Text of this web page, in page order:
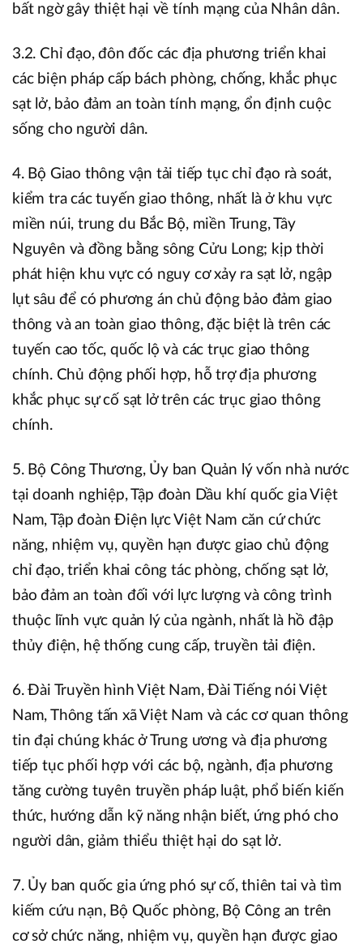
bất ngờ gây thiệt hại về tính mạng của Nhân dân.
3.2. Chỉ đạo, đôn đốc các địa phương triển khai
các biện pháp cấp bách phòng, chống, khắc phục
sạt lở, bảo đảm an toàn tính mạng, ổn định cuộc
sống cho người dân.
4. Bộ Giao thông vận tải tiếp tục chỉ đạo rà soát,
kiểm tra các tuyến giao thông, nhất là ở khu vực
miền núi, trung du Bắc Bộ, miền Trung, Tây
Nguyên và đồng bằng sông Cửu Long; kịp thời
phát hiện khu vực có nguy cơ xảy ra sạt lở, ngập
lụt sâu để có phương án chủ động bảo đảm giao
thông và an toàn giao thông, đặc biệt là trên các
tuyến cao tốc, quốc lộ và các trục giao thông
chính. Chủ động phối hợp, hỗ trợ địa phương
khắc phục sự cố sạt lở trên các trục giao thông
chính.
5. Bộ Công Thương, Ủy ban Quản lý vốn nhà nước
tại doanh nghiệp, Tập đoàn Dầu khí quốc gia Việt
Nam, Tập đoàn Điện lực Việt Nam căn cứ chức
năng, nhiệm vụ, quyền hạn được giao chủ động
chỉ đạo, triển khai công tác phòng, chống sạt lở,
bảo đảm an toàn đối với lực lượng và công trình
thuộc lĩnh vực quản lý của ngành, nhất là hồ đập
thủy điện, hệ thống cung cấp, truyền tải điện.
6. Đài Truyền hình Việt Nam, Đài Tiếng nói Việt
Nam, Thông tấn xã Việt Nam và các cơ quan thông
tin đại chúng khác ở Trung ương và địa phương
tiếp tục phối hợp với các bộ, ngành, địa phương
tăng cường tuyên truyền pháp luật, phổ biến kiến
thức, hướng dẫn kỹ năng nhận biết, ứng phó cho
người dân, giảm thiểu thiệt hại do sạt lở.
7. Ủy ban quốc gia ứng phó sự cố, thiên tai và tìm
kiếm cứu nạn, Bộ Quốc phòng, Bộ Công an trên
cơ sở chức năng, nhiệm vụ, quyền hạn được giao